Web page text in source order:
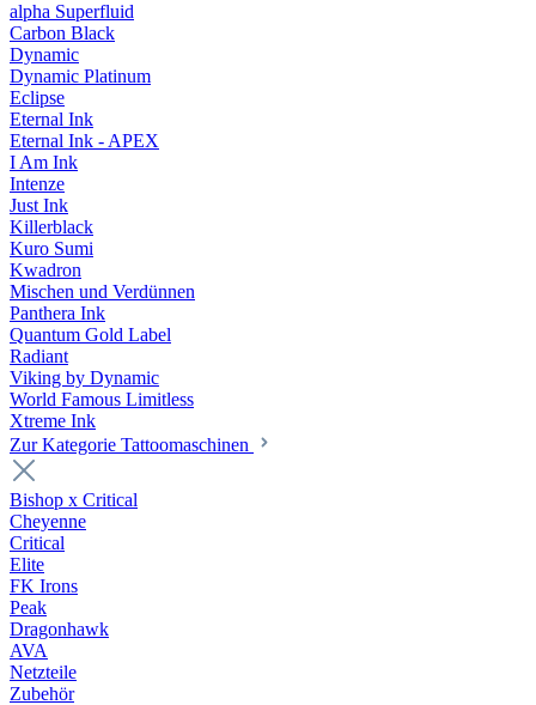
alpha Superfluid
Carbon Black
Dynamic
Dynamic Platinum
Eclipse
Eternal Ink
Eternal Ink - APEX
I Am Ink
Intenze
Just Ink
Killerblack
Kuro Sumi
Kwadron
Mischen und Verdünnen
Panthera Ink
Quantum Gold Label
Radiant
Viking by Dynamic
World Famous Limitless
Xtreme Ink
Zur Kategorie Tattoomaschinen
Bishop x Critical
Cheyenne
Critical
Elite
FK Irons
Peak
Dragonhawk
AVA
Netzteile
Zubehör